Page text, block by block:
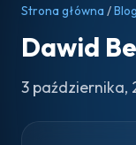
Strona główna /Blog
Dawid
3 października,